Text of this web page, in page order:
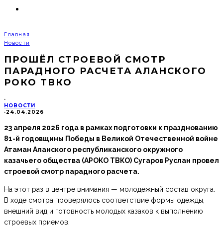
Главная
Новости
ПРОШЁЛ СТРОЕВОЙ СМОТР
ПАРАДНОГО РАСЧЕТА АЛАНСКОГО
РОКО ТВКО
·
НОВОСТИ
·24.04.2026
23 апреля 2026 года в рамках подготовки к празднованию
81-й годовщины Победы в Великой Отечественной войне
Атаман Аланского республиканского окружного
казачьего общества (АРОКО ТВКО) Сугаров Руслан провел
строевой смотр парадного расчета.
На этот раз в центре внимания — молодежный состав округа.
В ходе смотра проверялось соответствие формы одежды,
внешний вид и готовность молодых казаков к выполнению
строевых приемов.